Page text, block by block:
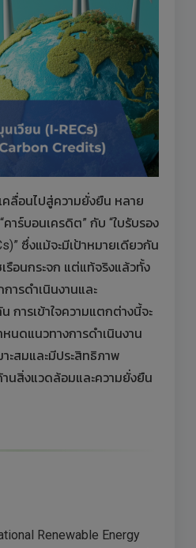
คลื่อนไปสู่ความยั่งยืน หลาย
าร์บอนเครดิต” กับ “ใบรับรอง
ซึ่งแม้จะมีเป้าหมายเดียวกัน
รือนกระจก แต่แท้จริงแล้วทั้ง
ารดำเนินงานและ
การเข้าใจความแตกต่างนี้จะ
นดแนวทางการดำเนินงาน
ะสมและมีประสิทธิภาพ
นสิ่งแวดล้อมและความยั่งยืน
Renewable Energy